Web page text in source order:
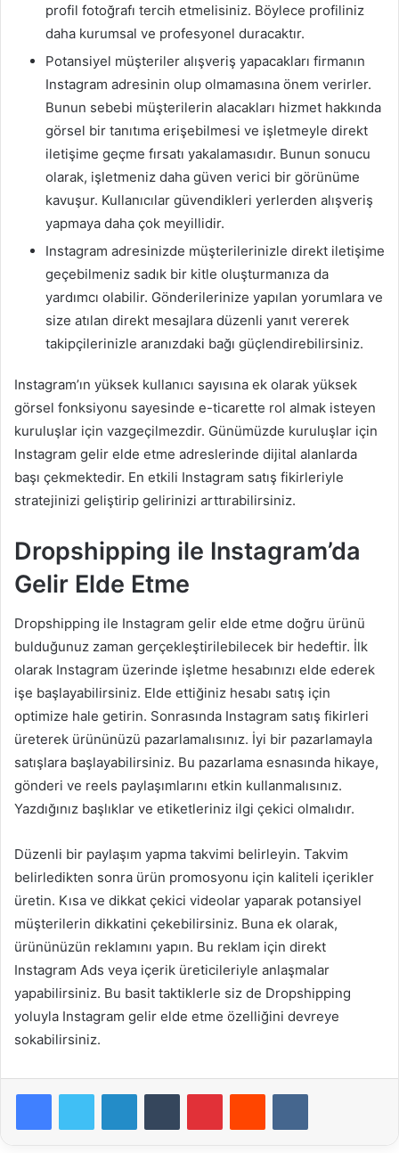
profil fotoğrafı tercih etmelisiniz. Böylece profiliniz
daha kurumsal ve profesyonel duracaktır.
Potansiyel müşteriler alışveriş yapacakları firmanın
Instagram adresinin olup olmamasına önem verirler.
Bunun sebebi müşterilerin alacakları hizmet hakkında
görsel bir tanıtıma erişebilmesi ve işletmeyle direkt
iletişime geçme fırsatı yakalamasıdır. Bunun sonucu
olarak, işletmeniz daha güven verici bir görünüme
kavuşur. Kullanıcılar güvendikleri yerlerden alışveriş
yapmaya daha çok meyillidir.
Instagram adresinizde müşterilerinizle direkt iletişime
geçebilmeniz sadık bir kitle oluşturmanıza da
yardımcı olabilir. Gönderilerinize yapılan yorumlara ve
size atılan direkt mesajlara düzenli yanıt vererek
takipçilerinizle aranızdaki bağı güçlendirebilirsiniz.
Instagram’ın yüksek kullanıcı sayısına ek olarak yüksek
görsel fonksiyonu sayesinde e-ticarette rol almak isteyen
kuruluşlar için vazgeçilmezdir. Günümüzde kuruluşlar için
Instagram gelir elde etme adreslerinde dijital alanlarda
başı çekmektedir. En etkili Instagram satış fikirleriyle
stratejinizi geliştirip gelirinizi arttırabilirsiniz.
Dropshipping ile Instagram’da
Gelir Elde Etme
Dropshipping ile Instagram gelir elde etme doğru ürünü
bulduğunuz zaman gerçekleştirilebilecek bir hedeftir. İlk
olarak Instagram üzerinde işletme hesabınızı elde ederek
işe başlayabilirsiniz. Elde ettiğiniz hesabı satış için
optimize hale getirin. Sonrasında Instagram satış fikirleri
üreterek ürününüzü pazarlamalısınız. İyi bir pazarlamayla
satışlara başlayabilirsiniz. Bu pazarlama esnasında hikaye,
gönderi ve reels paylaşımlarını etkin kullanmalısınız.
Yazdığınız başlıklar ve etiketleriniz ilgi çekici olmalıdır.
Düzenli bir paylaşım yapma takvimi belirleyin. Takvim
belirledikten sonra ürün promosyonu için kaliteli içerikler
üretin. Kısa ve dikkat çekici videolar yaparak potansiyel
müşterilerin dikkatini çekebilirsiniz. Buna ek olarak,
ürününüzün reklamını yapın. Bu reklam için direkt
Instagram Ads veya içerik üreticileriyle anlaşmalar
yapabilirsiniz. Bu basit taktiklerle siz de Dropshipping
yoluyla Instagram gelir elde etme özelliğini devreye
sokabilirsiniz.
LinkedInTumblr PinterestReddit VKontakte